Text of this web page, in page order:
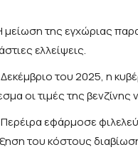
μείωση της εγχώριας
ελλείψεις.
του 2025, η
οι τιμές της
εφάρμοσε
του κόστους